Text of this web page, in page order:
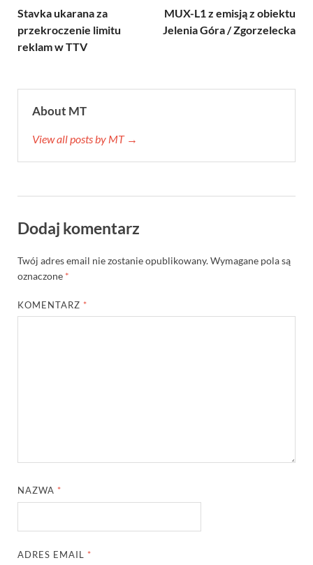
Stavka ukarana za
przekroczenie limitu
reklam w TTV
MUX-L1 z emisją z obiektu
Jelenia Góra / Zgorzelecka
About MT
View all posts by MT →
Dodaj komentarz
Twój adres email nie zostanie opublikowany.Wymagane pola są
oznaczone *
KOMENTARZ *
NAZWA *
ADRES EMAIL *